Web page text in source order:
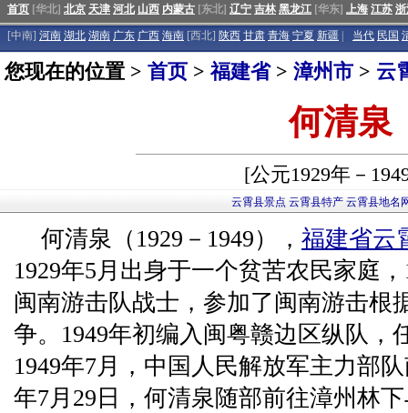
首页 [华北] 北京 天津 河北 山西 内蒙古 [东北] 辽宁 吉林 黑龙江 [华东] 上海 江苏
[中南] 河南 湖北 湖南 广东 广西 海南 [西北] 陕西 甘肃 青海 宁夏 新疆 当代 民国
您现在的位置 > 首页 >福建省> 漳州市 > 云
何清泉
[公元1929年－
云霄县景点 云霄县特产 云霄县地名
何清泉（1929－1949）， 福建省云
1929年5月出身于一个贫苦农民家庭
闽南游击队战士，参加了闽南游击根
争。1949年初编入闽粤赣边区纵队，
1949年7月，中国人民解放军主力部
年7月29日，何清泉随部前往漳州林